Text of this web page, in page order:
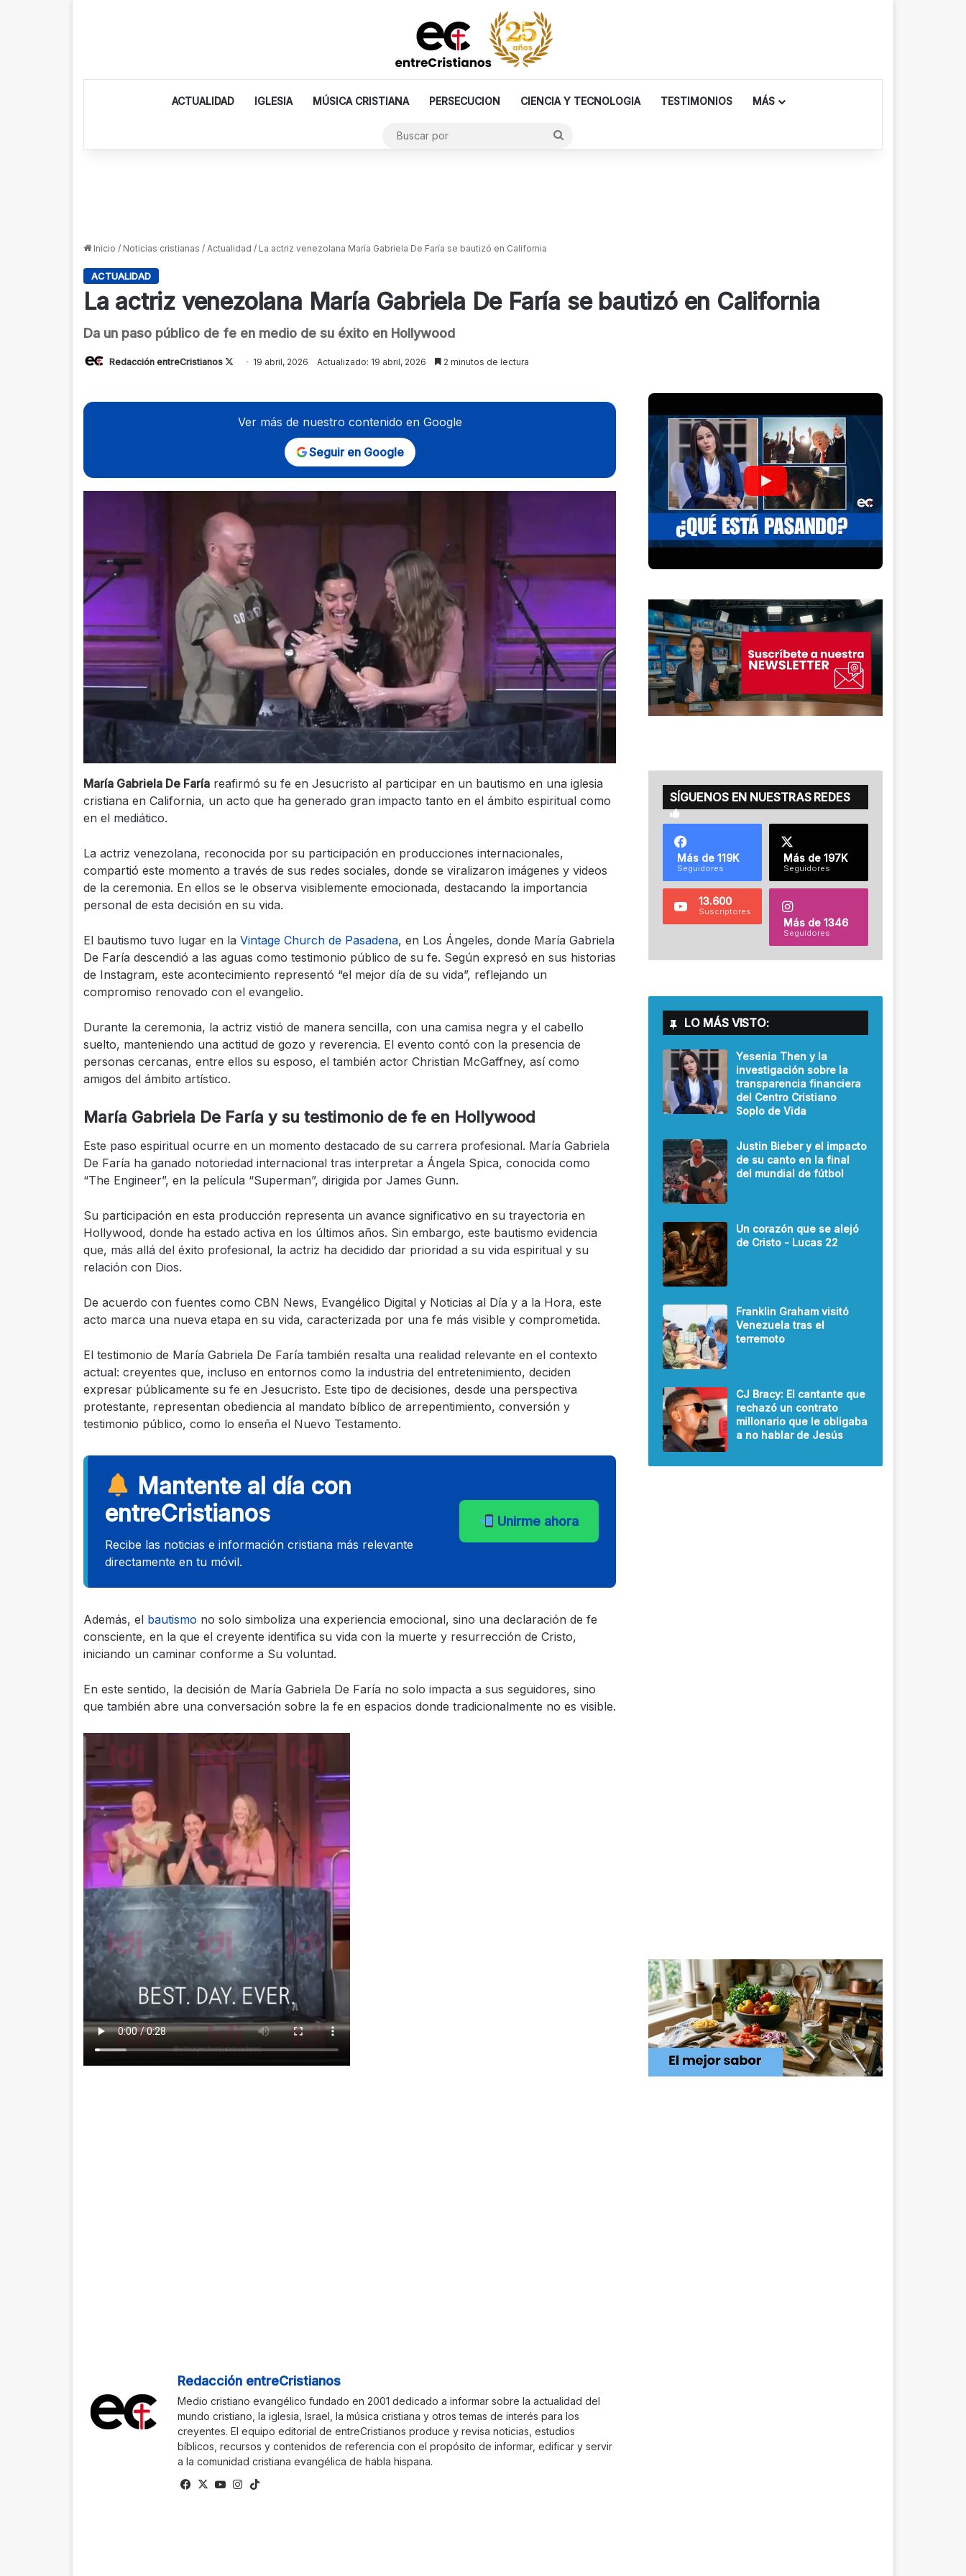
ACTUALIDAD IGLESIA MÚSICA CRISTIANA PERSECUCION CIENCIA Y TECNOLOGIA TESTIMONIOS MÁS
Inicio / Noticias cristianas / Actualidad / La actriz venezolana María Gabriela De Faría se bautizó en California
ACTUALIDAD
La actriz venezolana María Gabriela De Faría se bautizó en California
Da un paso público de fe en medio de su éxito en Hollywood
Redacción entreCristianos
Follow19 abril, 2026 Actualizado: 19 abril, 2026 2 minutos de lectura
Ver más de nuestro contenido en Google
Seguir en Google
María Gabriela De Faríareafirmó su fe en Jesucristo al participar en un bautismo en una iglesia
cristiana en California, un acto que ha generado gran impacto tanto en el ámbito espiritual como
en el mediático.
La actriz venezolana, reconocida por su participación en producciones internacionales,
compartió este momento a través de sus redes sociales, donde se viralizaron imágenes y videos
de la ceremonia. En ellos se le observa visiblemente emocionada, destacando la importancia
personal de esta decisión en su vida.
El bautismo tuvo lugar en la Vintage Church de Pasadena, en Los Ángeles, donde María Gabriela
De Faría descendió a las aguas como testimonio público de su fe. Según expresó en sus historias
de Instagram, este acontecimiento representó “el mejor día de su vida”, reflejando un
compromiso renovado con el evangelio.
Durante la ceremonia, la actriz vistió de manera sencilla, con una camisa negra y el cabello
suelto, manteniendo una actitud de gozo y reverencia. El evento contó con la presencia de
personas cercanas, entre ellos su esposo, el también actor Christian McGaffney, así como
amigos del ámbito artístico.
María Gabriela De Faría y su testimonio de fe en Hollywood
Este paso espiritual ocurre en un momento destacado de su carrera profesional. María Gabriela
De Faría ha ganado notoriedad internacional tras interpretar a Ángela Spica, conocida como
“The Engineer”, en la película “Superman”, dirigida por James Gunn.
Su participación en esta producción representa un avance significativo en su trayectoria en
Hollywood, donde ha estado activa en los últimos años. Sin embargo, este bautismo evidencia
que, más allá del éxito profesional, la actriz ha decidido dar prioridad a su vida espiritual y su
relación con Dios.
De acuerdo con fuentes como CBN News, Evangélico Digital y Noticias al Día y a la Hora, este
acto marca una nueva etapa en su vida, caracterizada por una fe más visible y comprometida.
El testimonio de María Gabriela De Faría también resalta una realidad relevante en el contexto
actual: creyentes que, incluso en entornos como la industria del entretenimiento, deciden
expresar públicamente su fe en Jesucristo. Este tipo de decisiones, desde una perspectiva
protestante, representan obediencia al mandato bíblico de arrepentimiento, conversión y
testimonio público, como lo enseña el Nuevo Testamento.
Mantente al día con
entreCristianos
Recibe las noticias e información cristiana más relevante
directamente en tu móvil.
Unirme ahora
Además, el bautismo no solo simboliza una experiencia emocional, sino una declaración de fe
consciente, en la que el creyente identifica su vida con la muerte y resurrección de Cristo,
iniciando un caminar conforme a Su voluntad.
En este sentido, la decisión de María Gabriela De Faría no solo impacta a sus seguidores, sino
que también abre una conversación sobre la fe en espacios donde tradicionalmente no es visible.
Redacción entreCristianos
Medio cristiano evangélico fundado en 2001 dedicado a informar sobre la actualidad del
mundo cristiano, la iglesia, Israel, la música cristiana y otros temas de interés para los
creyentes. El equipo editorial de entreCristianos produce y revisa noticias, estudios
bíblicos, recursos y contenidos de referencia con el propósito de informar, edificar y servir
a la comunidad cristiana evangélica de habla hispana.
Facebook
X YouTubeInstagram
SÍGUENOS EN NUESTRAS REDES
Más de 119K
Seguidores
Más de 197K
Seguidores
13.600
Suscriptores
Más de 1346
Seguidores
LO MÁS VISTO:
Yesenia Then y la
investigación sobre la
transparencia financiera
del Centro Cristiano
Soplo de Vida
Justin Bieber y el impacto
de su canto en la final
del mundial de fútbol
Un corazón que se alejó
de Cristo - Lucas 22
Franklin Graham visitó
Venezuela tras el
terremoto
CJ Bracy: El cantante que
rechazó un contrato
millonario que le obligaba
a no hablar de Jesús